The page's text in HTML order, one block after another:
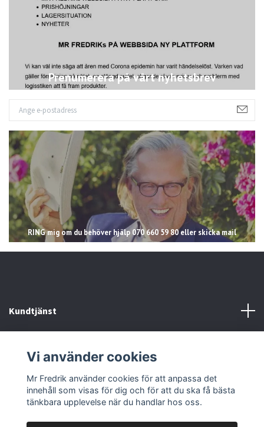
Prenumerera på vårt nyhetsbrev
RING mig om du behöver hjälp 070 660 59 80 eller skicka mail
Kundtjänst
Sociala medier
Vi använder cookies
Mr Fredrik använder cookies för att anpassa det
innehåll som visas för dig och för att du ska få bästa
tänkbara upplevelse när du handlar hos oss.